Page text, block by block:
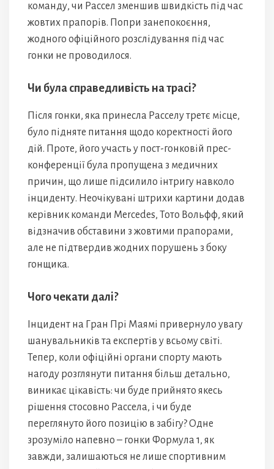
команду, чи Рассел зменшив швидкість під час
жовтих прапорів. Попри занепокоєння,
жодного офіційного розслідування під час
гонки не проводилося.
Чи була справедливість на трасі?
Після гонки, яка принесла Расселу третє місце,
було підняте питання щодо коректності його
дій. Проте, його участь у пост-гонковій прес-
конференції була пропущена з медичних
причин, що лише підсилило інтригу навколо
інциденту. Неочікувані штрихи картини додав
керівник команди Mercedes, Тото Вольфф, який
відзначив обставини з жовтими прапорами,
але не підтвердив жодних порушень з боку
гонщика.
Чого чекати далі?
Інцидент на Гран Прі Маямі привернуло увагу
шанувальників та експертів у всьому світі.
Тепер, коли офіційні органи спорту мають
нагоду розглянути питання більш детально,
виникає цікавість: чи буде прийнято якесь
рішення стосовно Рассела, і чи буде
переглянуто його позицію в забігу? Одне
зрозуміло напевно – гонки Формула 1, як
завжди, залишаються не лише спортивним